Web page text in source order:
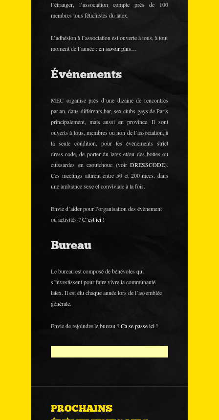
l’étranger, l’association compte près de 100
membres tous fétichistes du latex.
L’adhésion à l’association est ouverte à tous, à tout
moment de l’année :en savoir plus…
Événements
MEC organise près d’une dizaine de rencontres
par an, dans différents bar, sex clubs gays de Paris
principalement, mais aussi en province. Il sont
ouverts à tous, membres ou non de l’association, à
la seule condition, pour les événements strict
dress-code, de porter du latex et/ou des bottes ou
cuissardes en caoutchouc (voir DRESSCODE).
Ces meetings attirent entre 50 et 200 mecs, dans
une ambiance sexe et conviviale à la fois.
Envie d’aider pour l’organisation des évènement
ou activités ?C’est ici !
Bureau
Le bureau est composé de bénévoles qui
s’investissent pour faire vivre la communauté
latex. Il est élu chaque année lors de l’assemblée
générale.
Envie de rejoindre le bureau ?Ca se passe ici !
PROCHAINS